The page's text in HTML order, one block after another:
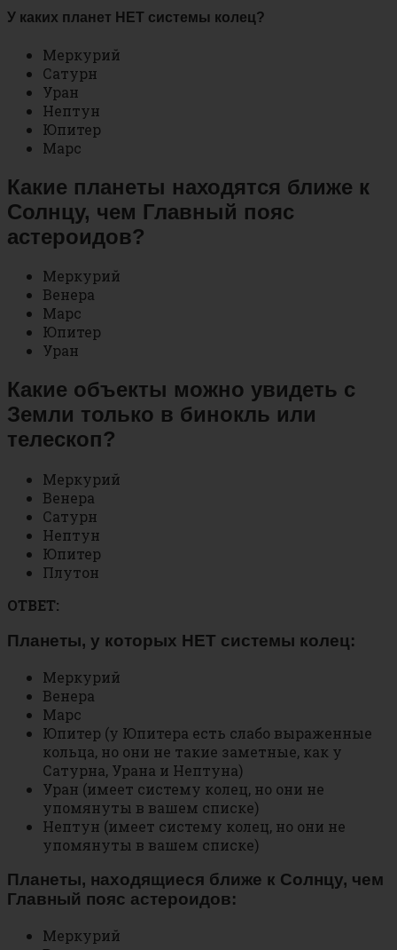
У каких планет НЕТ системы колец?
Меркурий
Сатурн
Уран
Нептун
Юпитер
Марс
Какие планеты находятся ближе к
Солнцу, чем Главный пояс
астероидов?
Меркурий
Венера
Марс
Юпитер
Уран
Какие объекты можно увидеть с
Земли только в бинокль или
телескоп?
Меркурий
Венера
Сатурн
Нептун
Юпитер
Плутон
ОТВЕТ:
Планеты, у которых НЕТ системы колец:
Меркурий
Венера
Марс
Юпитер (у Юпитера есть слабо выраженные
кольца, но они не такие заметные, как у
Сатурна, Урана и Нептуна)
Уран (имеет систему колец, но они не
упомянуты в вашем списке)
Нептун (имеет систему колец, но они не
упомянуты в вашем списке)
Планеты, находящиеся ближе к Солнцу, чем
Главный пояс астероидов:
Меркурий